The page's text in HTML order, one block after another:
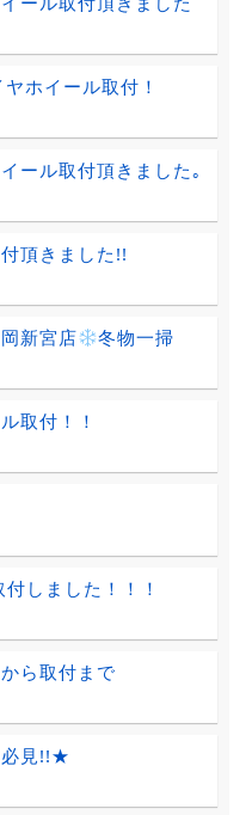
ホイール取付！
ール取付頂きました｡
頂きました!!
新宮店
冬物一掃
取付！！
しました！！！
ら取付まで
見!!★